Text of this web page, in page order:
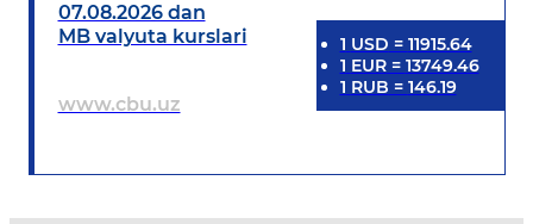
07.08.2026 dan
MB valyuta kurslari
www.cbu.uz
1 USD = 11915.64
1 EUR= 13749.46
1 RUB = 146.19